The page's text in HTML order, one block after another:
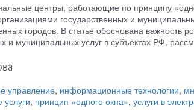
центры, работающие по принципу
государственных и
городов. В статье обоснована важность
и муниципальных услуг в субъектах РФ,
управление, информационные технологии,
, принцип «одного окна», услуги в